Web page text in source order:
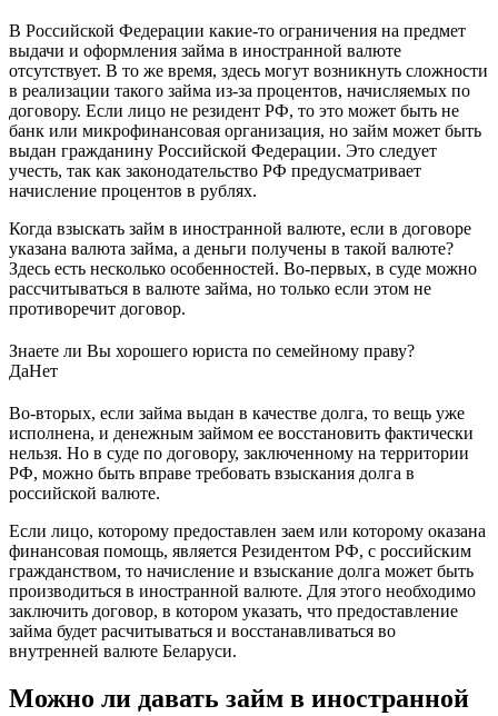
В Российской Федерации какие-то ограничения на предмет
выдачи и оформления займа в иностранной валюте
отсутствует. В то же время, здесь могут возникнуть сложности
в реализации такого займа из-за процентов, начисляемых по
договору. Если лицо не резидент РФ, то это может быть не
банк или микрофинансовая организация, но займ может быть
выдан гражданину Российской Федерации. Это следует
учесть, так как законодательство РФ предусматривает
начисление процентов в рублях.
Когда взыскать займ в иностранной валюте, если в договоре
указана валюта займа, а деньги получены в такой валюте?
Здесь есть несколько особенностей. Во-первых, в суде можно
рассчитываться в валюте займа, но только если этом не
противоречит договор.
Знаете ли Вы хорошего юриста по семейному праву?
ДаНет
Во-вторых, если займа выдан в качестве долга, то вещь уже
исполнена, и денежным займом ее восстановить фактически
нельзя. Но в суде по договору, заключенному на территории
РФ, можно быть вправе требовать взыскания долга в
российской валюте.
Если лицо, которому предоставлен заем или которому оказана
финансовая помощь, является Резидентом РФ, с российским
гражданством, то начисление и взыскание долга может быть
производиться в иностранной валюте. Для этого необходимо
заключить договор, в котором указать, что предоставление
займа будет расчитываться и восстанавливаться во
внутренней валюте Беларуси.
Можно ли давать займ в иностранной